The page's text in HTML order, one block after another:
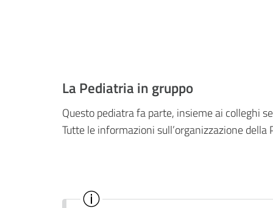
La Pediatria in gruppo
Questo pediatra fa parte, insieme ai colleghi
Tutte le informazioni sull’organizzazione della